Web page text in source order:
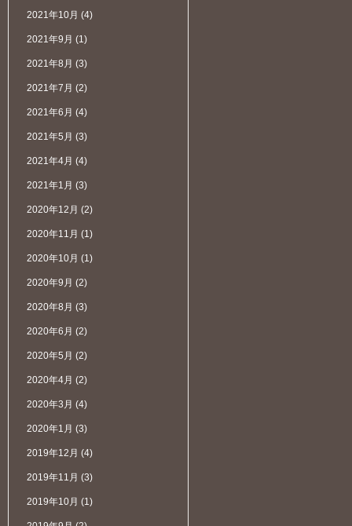
2021年10月 (4)
2021年9月 (1)
2021年8月 (3)
2021年7月 (2)
2021年6月 (4)
2021年5月 (3)
2021年4月 (4)
2021年1月 (3)
2020年12月 (2)
2020年11月 (1)
2020年10月 (1)
2020年9月 (2)
2020年8月 (3)
2020年6月 (2)
2020年5月 (2)
2020年4月 (2)
2020年3月 (4)
2020年1月 (3)
2019年12月 (4)
2019年11月 (3)
2019年10月 (1)